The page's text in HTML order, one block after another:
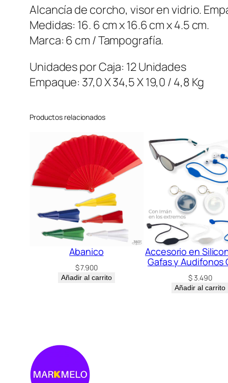
Alcancía de corcho, visor en vidrio.
Medidas: 16. 6 cm x 16.6 cm x 4.5 cm.
Marca: 6 cm / Tampografía.
Unidades por Caja: 12 Unidades
Empaque: 37,0 X 34,5 X 19,0 / 4,8 Kg
Productos relacionados
Abanico
$7.900
Añadir al carrito
Accesorio en
Gafas y Audifonos
$3.490
Añadir al carrito